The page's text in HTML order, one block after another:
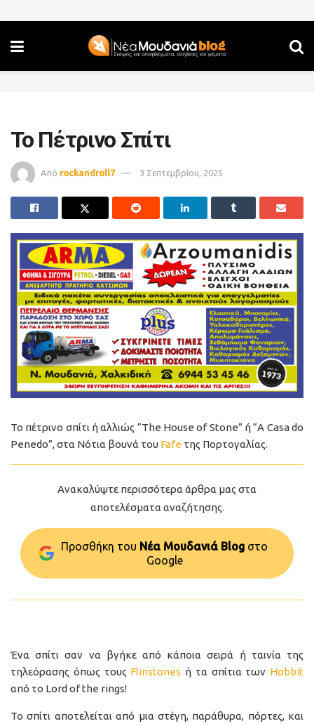
Το Πέτρινο Σπίτι
Από rockandroll7 3 Σεπτεμβρίου, 2025
Το πέτρινο σπίτι ή αλλιώς “The House of Stone” ή “A Casa do
Penedo”, στα Νότια βουνά του Fafe της Πορτογαλίας.
Ανακαλύψτε περισσότερα άρθρα μας στα
αποτελέσματα αναζήτησης.
Προσθήκη του Νέα Μουδανιά Blog στo
Google
Ένα σπίτι σαν να βγήκε από κάποια σειρά ή ταινία της
τηλεόρασης όπως τους Flinstones ή τα σπίτια των Hobbit
από το Lord of the rings!
Το σπίτι αποτελείται από μια στέγη, παράθυρα, πόρτες, και